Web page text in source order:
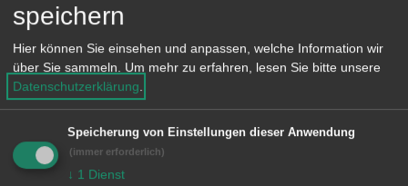
Standesamt (auch beim Standesamt
Ihres Wohnortes)
Notariat
Vereinbaren Sie am besten telefonisch
einen Termin.
speichern
Hier können Sie einsehen und anpassen, welche Information wir
über Sie sammeln.
Um mehr zu erfahren, lesen Sie bitte unsere
Datenschutzerklärung
Speicherung von Einstellungen dieser Anwendung
(immer erforderlich)
↓ 1 Dienst